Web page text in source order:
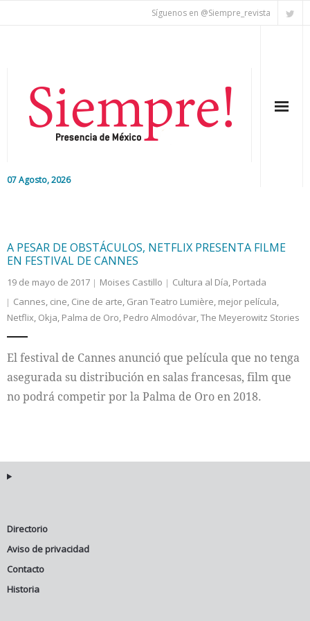
Síguenos en @Siempre_revista
07 Agosto, 2026
Colaboradores
Cultura
A PESAR DE OBSTÁCULOS, NETFLIX PRESENTA FILME
EN FESTIVAL DE CANNES
19 de mayo de 2017 Moises Castillo Cultura al Día, Portada
Cannes, cine, Cine de arte, Gran Teatro Lumière, mejor película,
Netflix, Okja, Palma de Oro, Pedro Almodóvar,The Meyerowitz Stories
El festival de Cannes anunció que película que no tenga
asegurada su distribución en salas francesas, film que
no podrá competir por la Palma de Oro en 2018.
Directorio
Aviso de privacidad
Contacto
Historia